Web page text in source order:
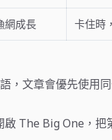
網成長 卡住時
，文章會優先使用
The Big One，把